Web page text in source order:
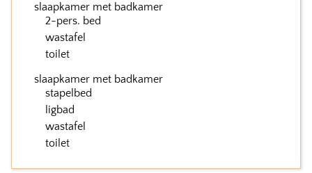
slaapkamer met badkamer
2-pers. bed
wastafel
toilet
slaapkamer met badkamer
stapelbed
ligbad
wastafel
toilet